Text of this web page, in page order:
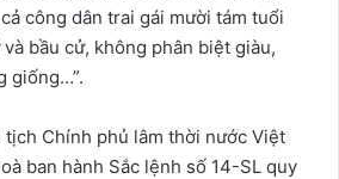
công dân trai gái mười tám tuổi
bầu cử, không phân biệt giàu,
giống…”.
tịch Chính phủ lâm thời nước Việt
ban hành Sắc lệnh số 14-SL quy